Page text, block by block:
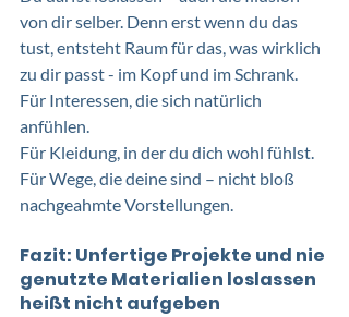
von dir selber. Denn erst wenn du das
tust, entsteht Raum für das, was wirklich
zu dir passt - im Kopf und im Schrank.
Für Interessen, die sich natürlich
anfühlen.
Für Kleidung, in der du dich wohl fühlst.
Für Wege, die deine sind – nicht bloß
nachgeahmte Vorstellungen.
Fazit: Unfertige Projekte und nie
genutzte Materialien loslassen
heißt nicht aufgeben